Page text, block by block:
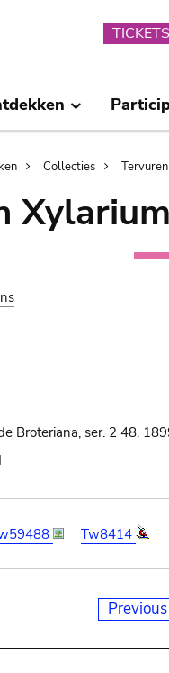
TICKETS
Collecties
Broteriana, ser. 2 48.
Tw8414